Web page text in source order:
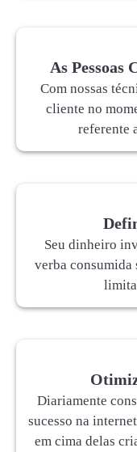
As Pessoas
Com nossas
cliente no
referente
Seu dinheiro
verba consumida
Diariamente
sucesso na
em cima delas